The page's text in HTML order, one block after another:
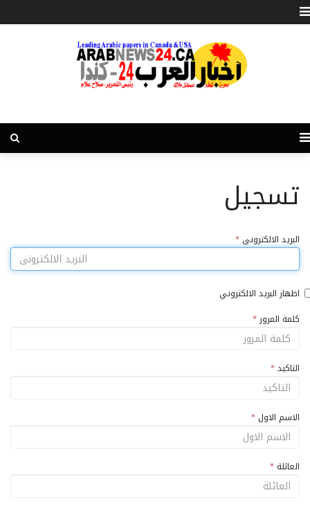
تسجيل
البريد الالكترونى *
اظهار البريد الالكتروني
كلمة المرور *
التاكيد*
الاسم الاول *
العائلة *